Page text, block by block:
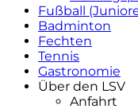
Fußball
Badminton
Fechten
Tennis
Gastronomie
Über den LSV
Anfahrt